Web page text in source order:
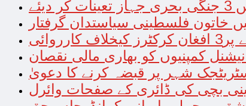
کمپنیوں کو بھاری مالی نقصان
شہر پر قبضہ کرنے کا دعویٰ
بچی کی ڈائری کے صفحات وائرل